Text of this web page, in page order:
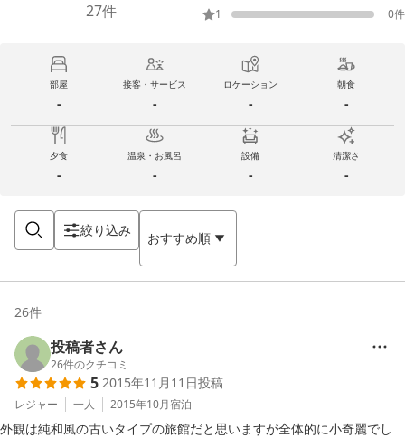
27件
1
0件
部屋
-
接客・サービス
-
ロケーション
-
朝食
-
夕食
-
温泉・お風呂
-
設備
-
清潔さ
-
絞り込み おすすめ順
26件
投稿者さん
26件のクチコミ
5 2015年11月11日投稿
レジャー 一人 2015年10月宿泊
外観は純和風の古いタイプの旅館だと思いますが全体的に小奇麗でし